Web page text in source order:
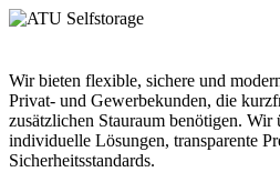
Wir bieten flexible, sichere und
Privat- und Gewerbekunden, die
zusätzlichen Stauraum benötigen. Wir
individuelle Lösungen, transparente
Sicherheitsstandards.